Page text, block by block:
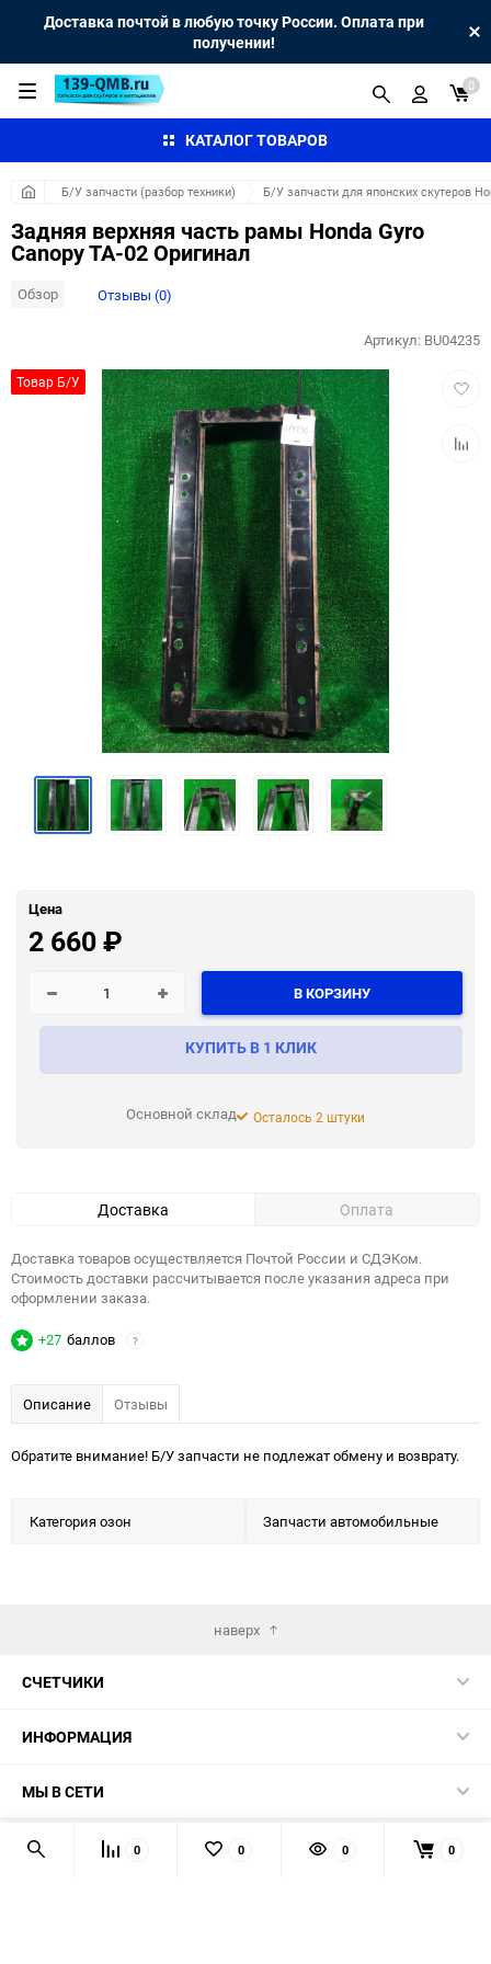
Доставка почтой в любую точку России. Оплата при
получении!
КАТАЛОГ ТОВАРОВ
0
Б/У запчасти (разбор техники) Б/У запчасти для японских скутеров
Задняя верхняя часть рамы Honda Gyro
Canopy TA-02 Оригинал
Обзор Отзывы (0)
Товар Б/У
Артикул: BU04235
Цена
2 660₽
В КОРЗИНУ
КУПИТЬ В 1 КЛИК
Основной склад Осталось 2 штуки
Доставка Оплата
Доставка товаров осуществляется Почтой России и СДЭКом.
Стоимость доставки рассчитывается после указания адреса при
оформлении заказа.
+27 баллов ?
Описание Отзывы
Обратите внимание! Б/У запчасти не подлежат обмену и возврату.
Категория озон Запчасти автомобильные
наверх
СЧЕТЧИКИ
ИНФОРМАЦИЯ
МЫ В СЕТИ
КОНТАКТЫ 0 0 0 0